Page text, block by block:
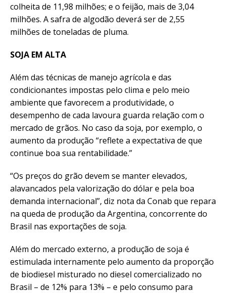
colheita de 11,98 milhões; e o feijão, mais de 3,04
milhões. A safra de algodão deverá ser de 2,55
milhões de toneladas de pluma.
SOJA EM ALTA
Além das técnicas de manejo agrícola e das
condicionantes impostas pelo clima e pelo meio
ambiente que favorecem a produtividade, o
desempenho de cada lavoura guarda relação com o
mercado de grãos. No caso da soja, por exemplo, o
aumento da produção “reflete a expectativa de que
continue boa sua rentabilidade.”
“Os preços do grão devem se manter elevados,
alavancados pela valorização do dólar e pela boa
demanda internacional”, diz nota da Conab que repara
na queda de produção da Argentina, concorrente do
Brasil nas exportações de soja.
Além do mercado externo, a produção de soja é
estimulada internamente pelo aumento da proporção
de biodiesel misturado no diesel comercializado no
Brasil – de 12% para 13% – e pelo consumo para